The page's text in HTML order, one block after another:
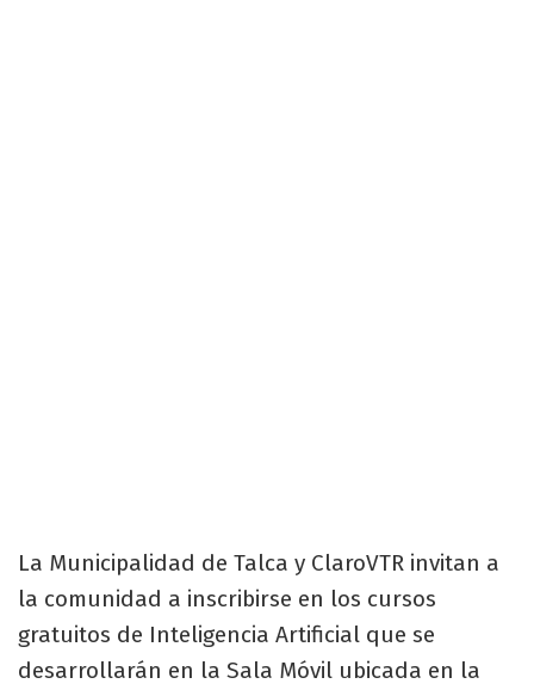
La Municipalidad de Talca y ClaroVTR invitan a
la comunidad a inscribirse en los cursos
gratuitos de Inteligencia Artificial que se
desarrollarán en la Sala Móvil ubicada en la